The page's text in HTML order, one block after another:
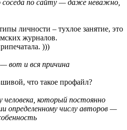
соседа по сайту — даже неважно,
личности – тухлое занятие, это
журналов.
)))
вот и вся причина
что такое профайл?
человека, который постоянно
определенному числу авторов —